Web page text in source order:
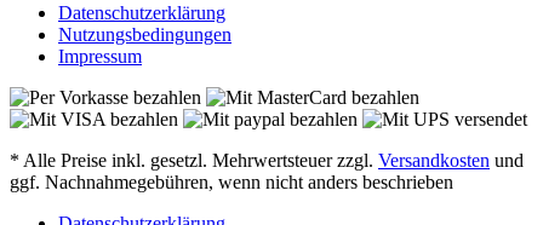
Datenschutzerklärung
Nutzungsbedingungen
Impressum
* Alle Preise inkl. gesetzl. Mehrwertsteuer zzgl. Versandkosten und
ggf. Nachnahmegebühren, wenn nicht anders beschrieben